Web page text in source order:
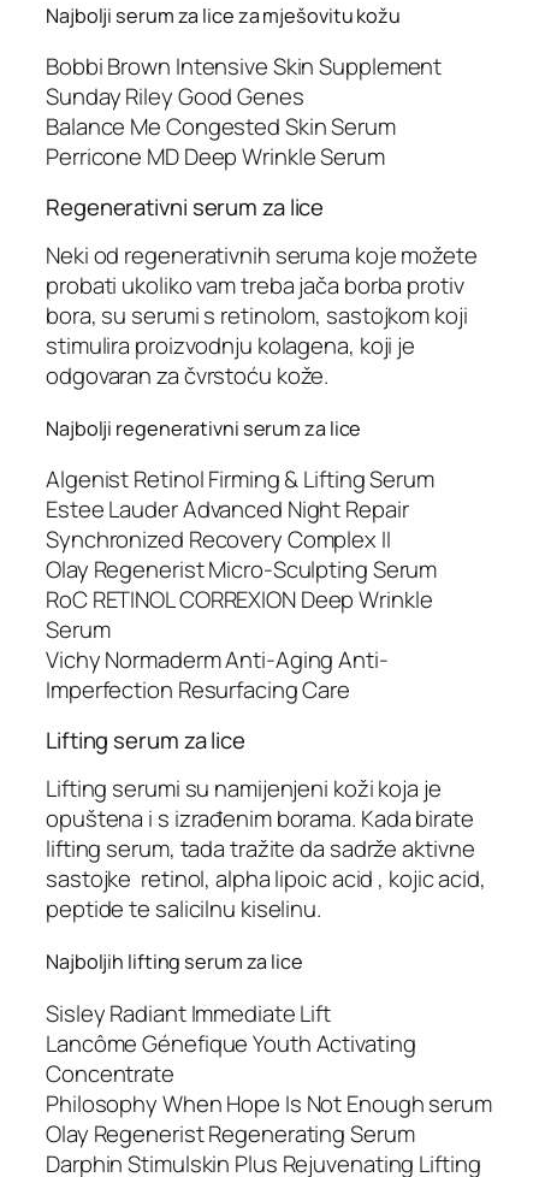
Najbolji serum za lice za mješovitu kožu
Bobbi Brown Intensive Skin Supplement
Sunday Riley Good Genes
Balance Me Congested Skin Serum
Perricone MD Deep Wrinkle Serum
Regenerativni serum za lice
Neki od regenerativnih seruma koje možete
probati ukoliko vam treba jača borba protiv
bora, su serumi s retinolom, sastojkom koji
stimulira proizvodnju kolagena, koji je
odgovaran za čvrstoću kože.
Najbolji regenerativni serum za lice
Algenist Retinol Firming & Lifting Serum
Estee Lauder Advanced Night Repair
Synchronized Recovery Complex II
Olay Regenerist Micro-Sculpting Serum
RoC RETINOL CORREXION Deep Wrinkle
Serum
Vichy Normaderm Anti-Aging Anti-
Imperfection Resurfacing Care
Lifting serum za lice
Lifting serumi su namijenjeni koži koja je
opuštena i s izrađenim borama. Kada birate
lifting serum, tada tražite da sadrže aktivne
sastojke retinol, alpha lipoic acid , kojic acid,
peptide te salicilnu kiselinu.
Najboljih lifting serum za lice
Sisley Radiant Immediate Lift
Lancôme Génefique Youth Activating
Concentrate
Philosophy When Hope Is Not Enough serum
Olay Regenerist Regenerating Serum
Darphin Stimulskin Plus Rejuvenating Lifting